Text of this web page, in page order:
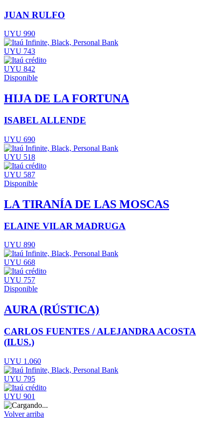
JUAN RULFO
UYU 990
UYU 743
UYU 842
Disponible
HIJA DE LA FORTUNA
ISABEL ALLENDE
UYU 690
UYU 518
UYU 587
Disponible
LA TIRANÍA DE LAS MOSCAS
ELAINE VILAR MADRUGA
UYU 890
UYU 668
UYU 757
Disponible
AURA (RÚSTICA)
CARLOS FUENTES / ALEJANDRA ACOSTA
(ILUS.)
UYU 1.060
UYU 795
UYU 901
Volver arriba